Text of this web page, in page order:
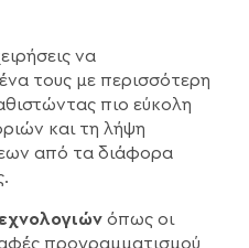
να
τους με περισσότερη
πιο εύκολη
και τη λήψη
από τα διάφορα
όπως οι
προγραμματισμού